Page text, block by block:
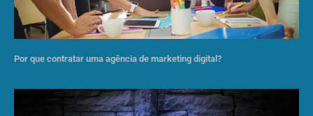
Por que contratar uma agência de marketing digital?